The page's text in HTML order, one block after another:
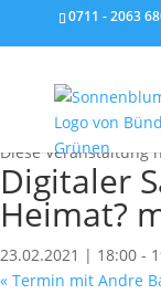
0711 - 2063
« Alle
Diese Veranstaltung
Digitaler
Heimat?
23.02.2021 | 18:00 -
« Termin mit Andre